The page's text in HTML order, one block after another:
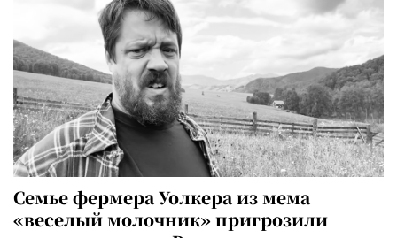
Семье фермера Уолкера из мема
«веселый молочник» пригрозили